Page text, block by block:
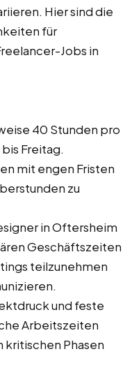
Hier sind die
für
Jobs in
40 Stunden pro
Freitag.
mit engen Fristen
zu
in Oftersheim
Geschäftszeiten
teilzunehmen
und feste
Arbeitszeiten
Phasen